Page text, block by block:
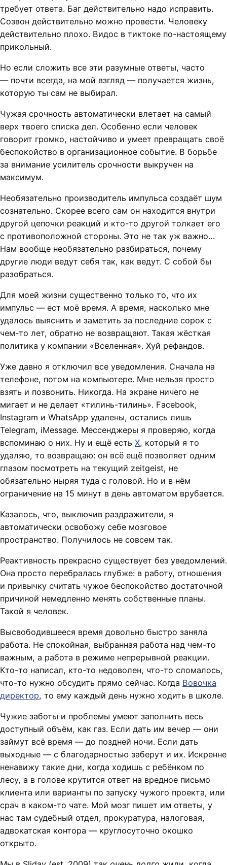
требует ответа. Баг действительно надо исправить.
Созвон действительно можно провести. Человеку
действительно плохо. Видос в тиктоке по-настоящему
прикольный.
Но если сложить все эти разумные ответы, часто
— почти всегда, на мой взгляд — получается жизнь,
которую ты сам не выбирал.
Чужая срочность автоматически влетает на самый
верх твоего списка дел. Особенно если человек
говорит громко, настойчиво и умеет превращать своё
беспокойство в организационное событие. В борьбе
за внимание усилитель срочности выкручен на
максимум.
Необязательно производитель импульса создаёт шум
сознательно. Скорее всего сам он находится внутри
другой цепочки реакций и кто-то другой толкает его
с противоположной стороны. Это не так уж важно…
Нам вообще необязательно разбираться, почему
другие люди ведут себя так, как ведут. С собой бы
разобраться.
Для моей жизни существенно только то, что их
импульс — ест моё время. А время, насколько мне
удалось выяснить и заметить за последние сорок с
чем-то лет, обратно не возвращают. Такая жёсткая
политика у компании «Вселенная». Хуй рефандов.
Уже давно я отключил все уведомления. Сначала на
телефоне, потом на компьютере. Мне нельзя просто
взять и позвонить. Никогда. На экране ничего не
мигает и не делает «тилинь-тилинь». Facebook,
Instagram и WhatsApp удалены, остались лишь
Telegram, iMessage. Мессенджеры я проверяю, когда
вспоминаю о них. Ну и ещё есть X, который я то
удаляю, то возвращаю: он всё ещё позволяет одним
глазом посмотреть на текущий zeitgeist, не
обязательно ныряя туда с головой. Но и в нём
ограничение на 15 минут в день автоматом врубается.
Казалось, что, выключив раздражители, я
автоматически освобожу себе мозговое
пространство. Получилось не совсем так.
Реактивность прекрасно существует без уведомлений.
Она просто перебралась глубже: в работу, отношения
и привычку считать чужое беспокойство достаточной
причиной немедленно менять собственные планы.
Такой я человек.
Высвободившееся время довольно быстро заняла
работа. Не спокойная, выбранная работа над чем-то
важным, а работа в режиме непрерывной реакции.
Кто-то написал, кто-то недоволен, что-то сломалось,
что-то нужно обсудить прямо сейчас. Когда Вовочка
директор, то ему каждый день нужно ходить в школе.
Чужие заботы и проблемы умеют заполнить весь
доступный объём, как газ. Если дать им вечер — они
займут всё время — до поздней ночи. Если дать
выходные — с благодарностью заберут и их. Искренне
ненавижу такие дни, когда ходишь с ребёнком по
лесу, а в голове крутится ответ на вредное письмо
клиента или варианты по запуску чужого проекта, или
срач в каком-то чате. Мой мозг пишет им ответы, у
нас там судебный отдел, прокуратура, налоговая,
адвокатская контора — круглосуточно окошко
открыто.